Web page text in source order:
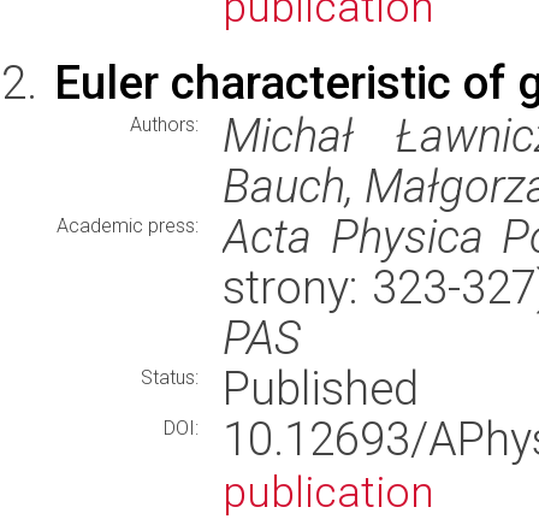
Euler characteristic of
Authors:
Michał
Bauch,
Academic press:
Acta Physica
strony: 323-
PAS
Status: Published
DOI: 10.12693/
publication